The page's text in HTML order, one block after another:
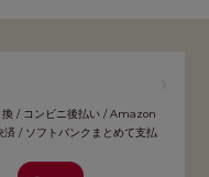
換 / コンビニ後払い / Amazon
/ ソフトバンクまとめて支払